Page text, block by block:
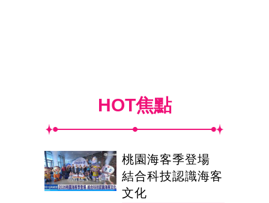
HOT焦點
桃園海客季登場
結合科技認識海客
文化